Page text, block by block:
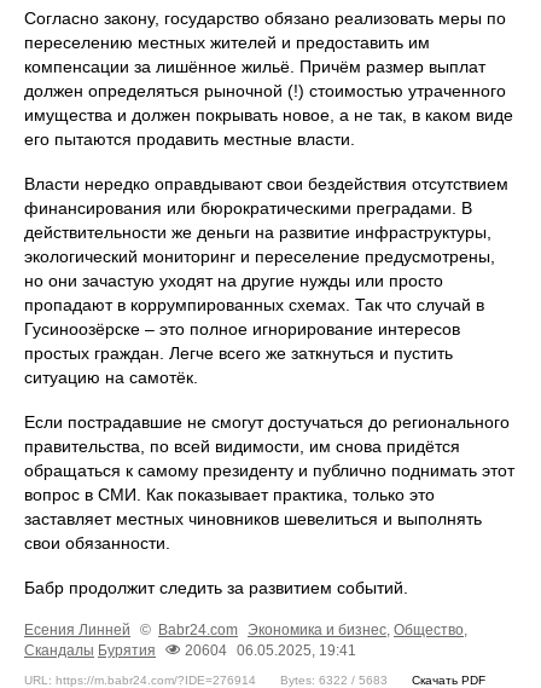
Согласно закону, государство обязано реализовать меры по
переселению местных жителей и предоставить им
компенсации за лишённое жильё. Причём размер выплат
должен определяться рыночной (!) стоимостью утраченного
имущества и должен покрывать новое, а не так, в каком виде
его пытаются продавить местные власти.
Власти нередко оправдывают свои бездействия отсутствием
финансирования или бюрократическими преградами. В
действительности же деньги на развитие инфраструктуры,
экологический мониторинг и переселение предусмотрены,
но они зачастую уходят на другие нужды или просто
пропадают в коррумпированных схемах. Так что случай в
Гусиноозёрске – это полное игнорирование интересов
простых граждан. Легче всего же заткнуться и пустить
ситуацию на самотёк.
Если пострадавшие не смогут достучаться до регионального
правительства, по всей видимости, им снова придётся
обращаться к самому президенту и публично поднимать этот
вопрос в СМИ. Как показывает практика, только это
заставляет местных чиновников шевелиться и выполнять
свои обязанности.
Бабр продолжит следить за развитием событий.
Есения Линней © Babr24.com Экономика и бизнес Общество
Скандалы Бурятия 20604 06.05.2025, 19:41
URL: https://m.babr24.com/?IDE=276914 Bytes: 6322 / 5683 Скачать PDF